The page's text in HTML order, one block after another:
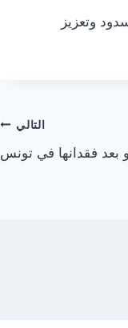
وتعزيز
التالي
بعد فقدانها في تونس